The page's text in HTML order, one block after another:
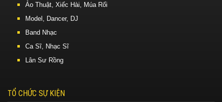
Ảo Thuật, Xiếc Hài, Múa Rối
Model, Dancer, DJ
Band Nhạc
Ca Sĩ, Nhạc Sĩ
Lân Sư Rồng
TỔ CHỨC SỰ KIỆN